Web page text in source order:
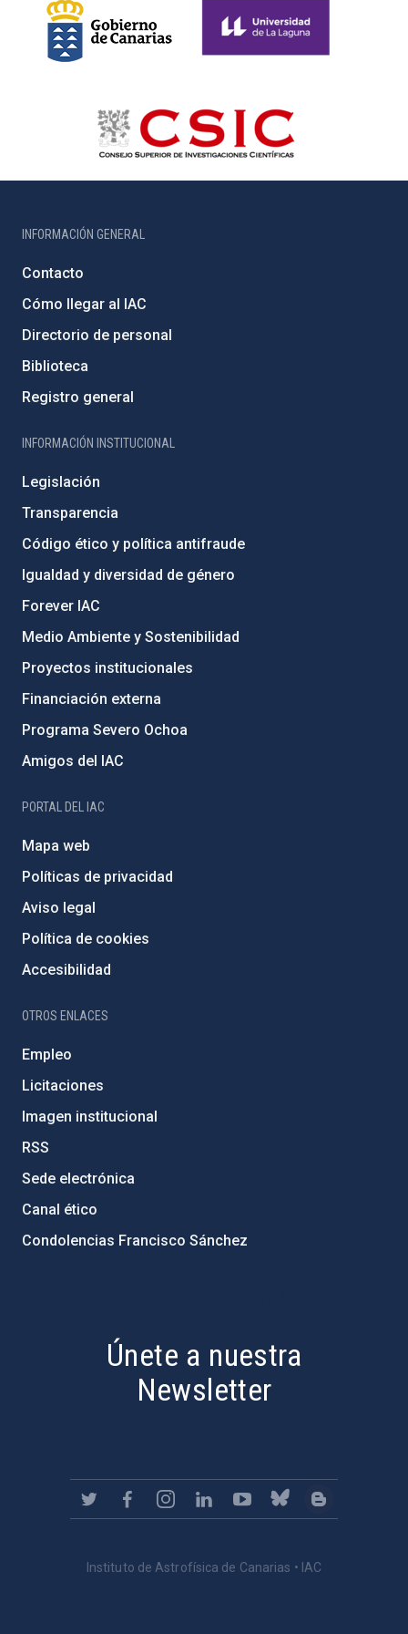
INFORMACIÓN GENERAL
Contacto
Cómo llegar al IAC
Directorio de personal
Biblioteca
Registro general
INFORMACIÓN INSTITUCIONAL
Legislación
Transparencia
Código ético y política antifraude
Igualdad y diversidad de género
Forever IAC
Medio Ambiente y Sostenibilidad
Proyectos institucionales
Financiación externa
Programa Severo Ochoa
Amigos del IAC
PORTAL DEL IAC
Mapa web
Políticas de privacidad
Aviso legal
Política de cookies
Accesibilidad
OTROS ENLACES
Empleo
Licitaciones
Imagen institucional
RSS
Sede electrónica
Canal ético
Condolencias Francisco Sánchez
Únete a nuestra
Newsletter
Instituto de Astrofísica de Canarias • IAC